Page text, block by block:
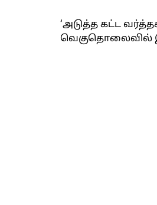
‘அடுத்த கட்ட
வெகுதொலைவில்